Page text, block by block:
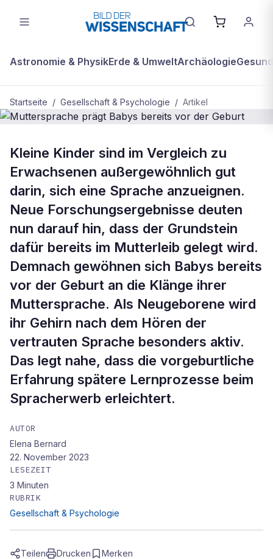
Astronomie & PhysikErde & UmweltArchäologie
Startseite / Gesellschaft & Psychologie / Artikel
Muttersprache prägt Babys bereits
vor der Geburt
Kleine Kinder sind im Vergleich zu
Erwachsenen außergewöhnlich gut
darin, sich eine Sprache anzueignen.
Neue Forschungsergebnisse deuten
nun darauf hin, dass der Grundstein
dafür bereits im Mutterleib gelegt wird.
Demnach gewöhnen sich Babys bereits
vor der Geburt an die Klänge ihrer
Muttersprache. Als Neugeborene wird
ihr Gehirn nach dem Hören der
vertrauten Sprache besonders aktiv.
Das legt nahe, dass die vorgeburtliche
Erfahrung spätere Lernprozesse beim
Spracherwerb erleichtert.
AUTOR
Elena Bernard
22. November 2023
LESEZEIT
3 Minuten
RUBRIK
Gesellschaft & Psychologie
Teilen Drucken Merken